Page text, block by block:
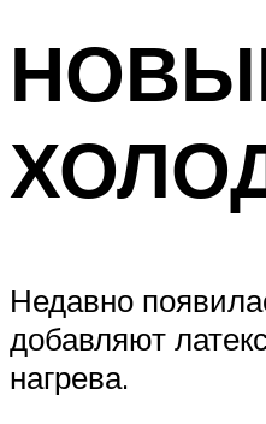
Недавно
добавляют
нагрева.